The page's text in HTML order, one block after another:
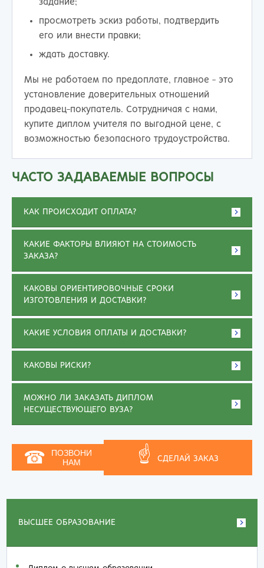
ВЫСШЕЕ ОБРАЗОВАНИЕ
задание;
просмотреть эскиз работы, подтвердить
его или внести правки;
ждать доставку.
Мы не работаем по предоплате, главное - это
установление доверительных отношений
продавец-покупатель. Сотрудничая с нами,
купите диплом учителя по выгодной цене, с
возможностью безопасного трудоустройства.
ЧАСТО ЗАДАВАЕМЫЕ ВОПРОСЫ
КАК ПРОИСХОДИТ ОПЛАТА?
КАКИЕ ФАКТОРЫ ВЛИЯЮТ НА СТОИМОСТЬ
ЗАКАЗА?
КАКОВЫ ОРИЕНТИРОВОЧНЫЕ СРОКИ
ИЗГОТОВЛЕНИЯ И ДОСТАВКИ?
КАКИЕ УСЛОВИЯ ОПЛАТЫ И ДОСТАВКИ?
КАКОВЫ РИСКИ?
МОЖНО ЛИ ЗАКАЗАТЬ ДИПЛОМ
НЕСУЩЕСТВУЮЩЕГО ВУЗА?
☎
ПОЗВОНИ
НАМ
☝ СДЕЛАЙ ЗАКАЗ